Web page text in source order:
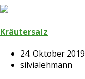
Kräutersalz
24. Oktober 2019
silvialehmann